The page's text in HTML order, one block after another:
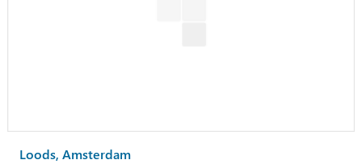
Loods, Amsterdam